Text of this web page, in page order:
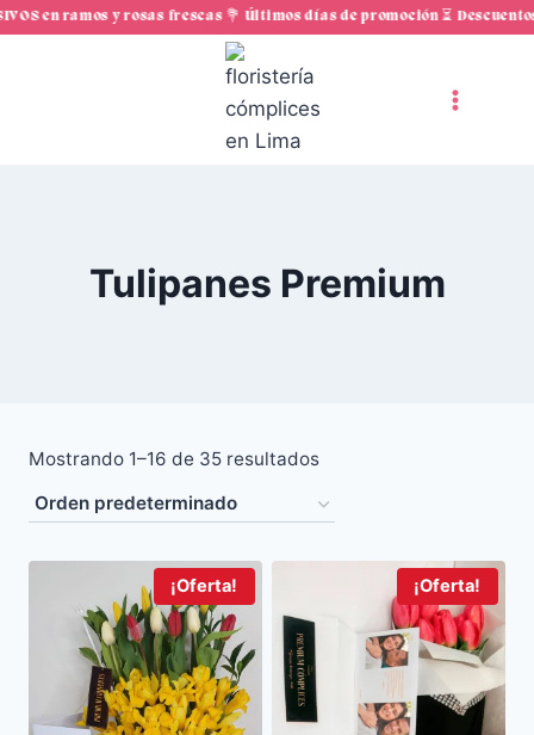
Saltaren ramos y rosas frescas 💐 Últimos días de promoción ⏳
Tulipanes Premium
Mostrando 1–16 de 35 resultados
¡Oferta! ¡Oferta!